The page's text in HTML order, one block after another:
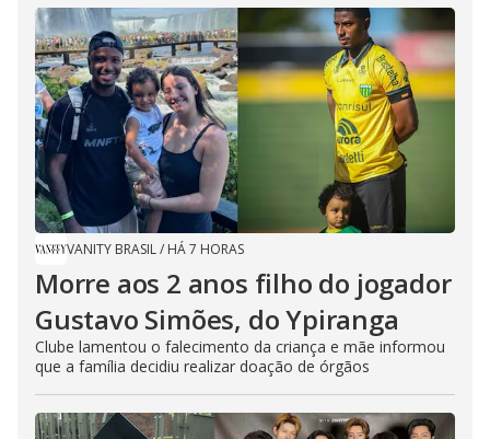
VANITY BRASIL/ HÁ 7 HORAS
Morre aos 2 anos filho do jogador
Gustavo Simões, do Ypiranga
Clube lamentou o falecimento da criança e mãe informou
que a família decidiu realizar doação de órgãos